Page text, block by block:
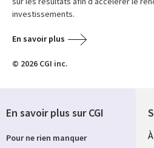
investissements.
En savoir plus
© 2026 CGI inc.
En savoir plus sur CGI
Pour ne rien manquer